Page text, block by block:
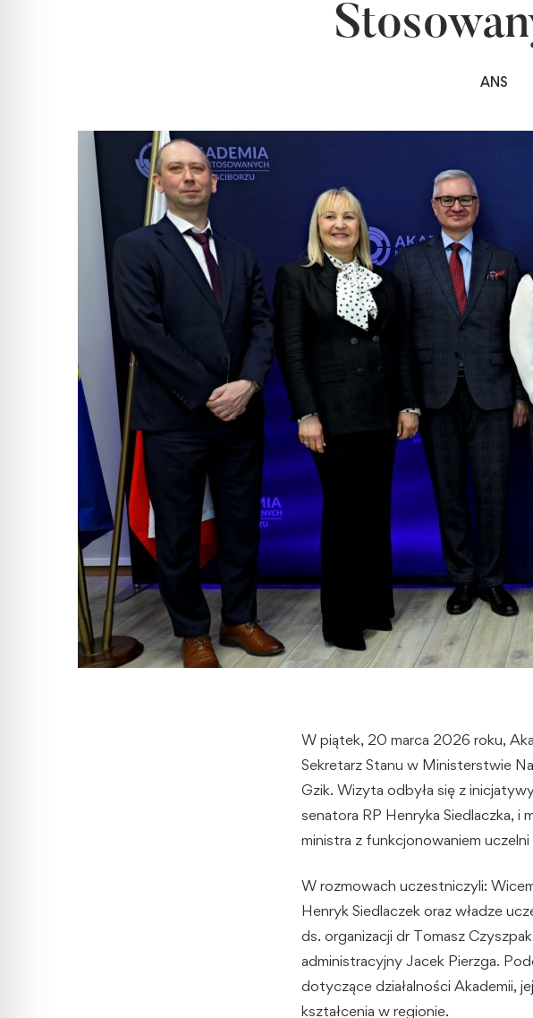
ANS
W piątek, 20 marca 2026 roku,
Sekretarz Stanu w Ministerstwie
Gzik. Wizyta odbyła się z
senatora RP Henryka Siedlaczka, i
ministra z funkcjonowaniem
W rozmowach uczestniczyli:
Henryk Siedlaczek oraz władze
ds. organizacji dr Tomasz
administracyjny Jacek Pierzga.
dotyczące działalności Akademii,
kształcenia w regionie.